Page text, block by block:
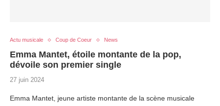
Actu musicale Coup de Coeur News
Emma Mantet, étoile montante de la pop,
dévoile son premier single
27 juin 2024
Emma Mantet, jeune artiste montante de la scène musicale